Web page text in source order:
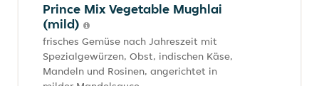
Prince Mix Vegetable Mughlai
(mild)
frisches Gemüse nach Jahreszeit mit
Spezialgewürzen, Obst, indischen Käse,
Mandeln und Rosinen, angerichtet in